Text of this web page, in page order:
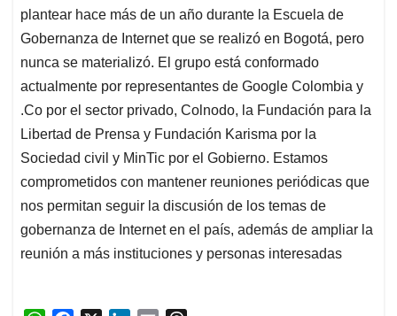
plantear hace más de un año durante la Escuela de
Gobernanza de Internet que se realizó en Bogotá, pero
nunca se materializó. El grupo está conformado
actualmente por representantes de Google Colombia y
.Co por el sector privado, Colnodo, la Fundación para la
Libertad de Prensa y Fundación Karisma por la
Sociedad civil y MinTic por el Gobierno. Estamos
comprometidos con mantener reuniones periódicas que
nos permitan seguir la discusión de los temas de
gobernanza de Internet en el país, además de ampliar la
reunión a más instituciones y personas interesadas